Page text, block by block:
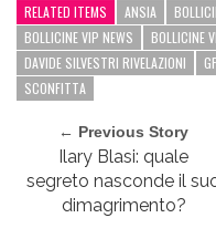
RELATED ITEMS ANSIA
BOLLICINE VIP NEWS
BOLLICINE
DAVIDE SILVESTRI RIVELAZIONI
SCONFITTA
← Previous Story
Ilary Blasi: quale
segreto nasconde il
dimagrimento?